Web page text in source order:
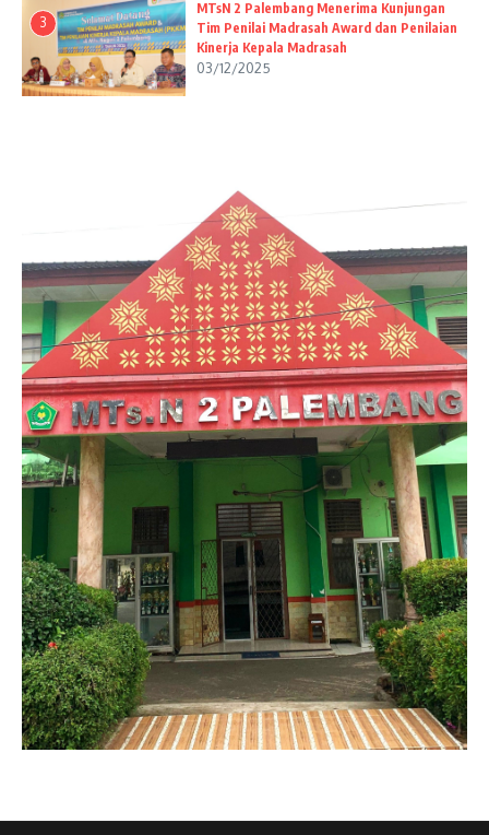
3
MTsN 2 Palembang Menerima Kunjungan
Tim Penilai Madrasah Award dan Penilaian
Kinerja Kepala Madrasah
03/12/2025